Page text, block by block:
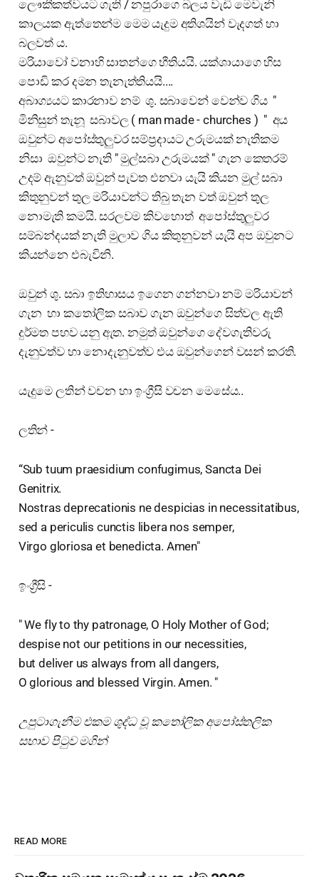
ලෞකීකත්වයට ගැති / නපුරාගෙ බලය වැඩි මෙවැනි
කාලයක ඇත්තෙන්ම මෙම යැදුම අතිශයින් වැදගත් හා
බලවත්‍ ය.
මරියාවෝ වනාහි සාතන්ගෙ භීතියයි. යක්ශායාගෙ හිස
පොඩි කර දමන තැනැත්තියයි....
අබාග්‍යයට කාරනාව නම් ශු. සබාවෙන් වෙන්ව ගිය "
මිනිසුන් තැනූ සබාවල ( man made - churches ) " අය
ඔවුන්ට අපෝස්තුලුවර සම්ප්‍රදායට උරුමයක් නැතිකම
නිසා ඔවුන්ට නැති " මුල්සබා උරුමයක් " ගැන කෙතරම්
උදම් ඇනුවත් ඔවුන් පැවත එනවා යැයි කියන මුල් සබා
කිතුනුවන් තුල මරියාවන්ට තිබු තැන වත් ඔවුන් තුල
නොමැති කමයි. සරලවම කිවහොත් අපෝස්තුලුවර
සම්බන්දයක් නැති මුලාව ගිය කිතුනුවන් යැයි අප ඔවුනට
කියන්නෙ එබැවිනි.
ඔවුන් ශු. සබා ඉතිහාසය ඉගෙන ගන්නවා නම් මරියාවන්
ගැන හා කතෝලික සබාව ගැන ඔවුන්ගෙ සිත්වල ඇති
දුර්මත පහව යනු ඇත. නමුත් ඔවුන්ගෙ දේවගැතිවරු
දැනුවත්ව හා නොදැනුවත්ව එය ඔවුන්ගෙන් වසන් කරති.
යැදුමෙ ලතින් වචන හා ඉංග්‍රීසි වචන මෙසේය..
ලතින් -
“Sub tuum praesidium confugimus, Sancta Dei
Genitrix.
Nostras deprecationis ne despicias in necessitatibus,
sed a periculis cunctis libera nos semper,
Virgo gloriosa et benedicta. Amen"
ඉංග්‍රීසි -
" We fly to thy patronage, O Holy Mother of God;
despise not our petitions in our necessities,
but deliver us always from all dangers,
O glorious and blessed Virgin. Amen. "
උපුටාගැනීම එකම ශුද්ධ වූ කතෝලික අපෝස්තලික
සභාව පිටුව මගින්
READ MORE